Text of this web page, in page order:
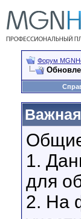
Форум
1.
для
2. На